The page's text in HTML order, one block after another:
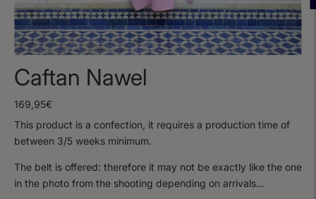
Caftan Nawel
169,95€
This product is a confection, it requires a production time of
between 3/5 weeks minimum.
The belt is offered: therefore it may not be exactly like the one
in the photo from the shooting depending on arrivals...